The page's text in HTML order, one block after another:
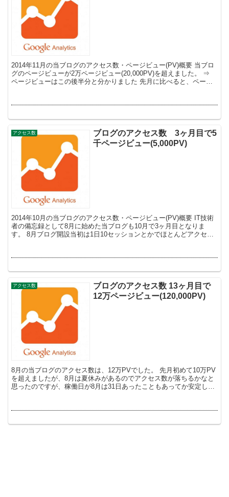
2014年11月の当ブログのアクセス数・ページビュー(PV)概要 当ブロ
グのページビューが2万ページビュー(20,000PV)を超えました。 ⇒
ページビューはこの後半分と分かりました 先月に比べると、ページ
アクセス数
ブログのアクセス数 3ヶ月目で5
千ページビュー(5,000PV)
2014年10月の当ブログのアクセス数・ページビュー(PV)概要 IT技術
者の備忘録として8月に始めた当ブログも10月で3ヶ月目となりま
す。 8月ブログ開設当初は1日10セッションとかでほとんどアクセス
アクセス数
ブログのアクセス数 13ヶ月目で
12万ページビュー(120,000PV)
8月の当ブログのアクセス数は、12万PVでした。 先月初めて10万PV
を超えましたが、8月は夏休みがあるのでアクセス数が落ちるかなと
思ったのですが、稼働日が8月は31日あったこともあってか安定して